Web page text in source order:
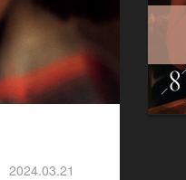
2024.03.21